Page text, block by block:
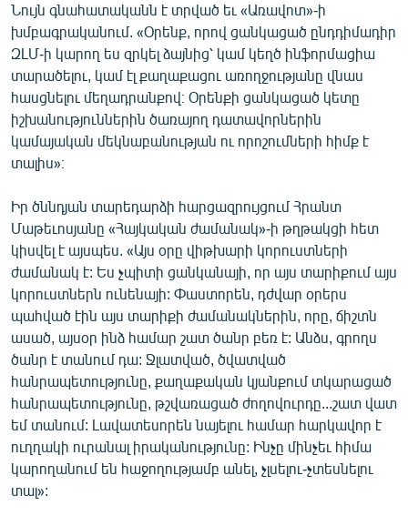
Նույն գնահատականն է տրված եւ «Առավոտ»-ի
խմբագրականում. «Օրենք, որով ցանկացած ընդդիմադիր
ԶԼՄ-ի կարող ես զրկել ձայնից՝ կամ կեղծ ինֆորմացիա
տարածելու, կամ էլ քաղաքացու առողջությանը վնաս
հասցնելու մեղադրանքով։ Օրենքի ցանկացած կետը
իշխանություններին ծառայող դատավորներին
կամայական մեկնաբանության ու որոշումների հիմք է
տալիս»։
Իր ծննդյան տարեդարձի հարցազրույցում Հրանտ
Մաթեւոսյանը «Հայկական ժամանակ»-ի թղթակցի հետ
կիսվել է այսպես. «Այս օրը վիթխարի կորուստների
ժամանակ է: Ես չպիտի ցանկանայի, որ այս տարիքում այս
կորուստներն ունենայի: Փաստորեն, դժվար օրերս
պահված էին այս տարիքի ժամանակներին, որը, ճիշտն
ասած, այսօր ինձ համար շատ ծանր բեռ է: Անձս, գրողս
ծանր է տանում դա: Ջլատված, ծվատված
հանրապետությունը, քաղաքական կյանքում տկարացած
հանրապետությունը, թշվառացած ժողովուրդը...շատ վատ
եմ տանում: Լավատեսորեն նայելու համար հարկավոր է
ուղղակի ուրանալ իրականությունը: Ինչը մինչեւ հիմա
կարողանում են հաջողությամբ անել, չլսելու-չտեսնելու
տալ»: